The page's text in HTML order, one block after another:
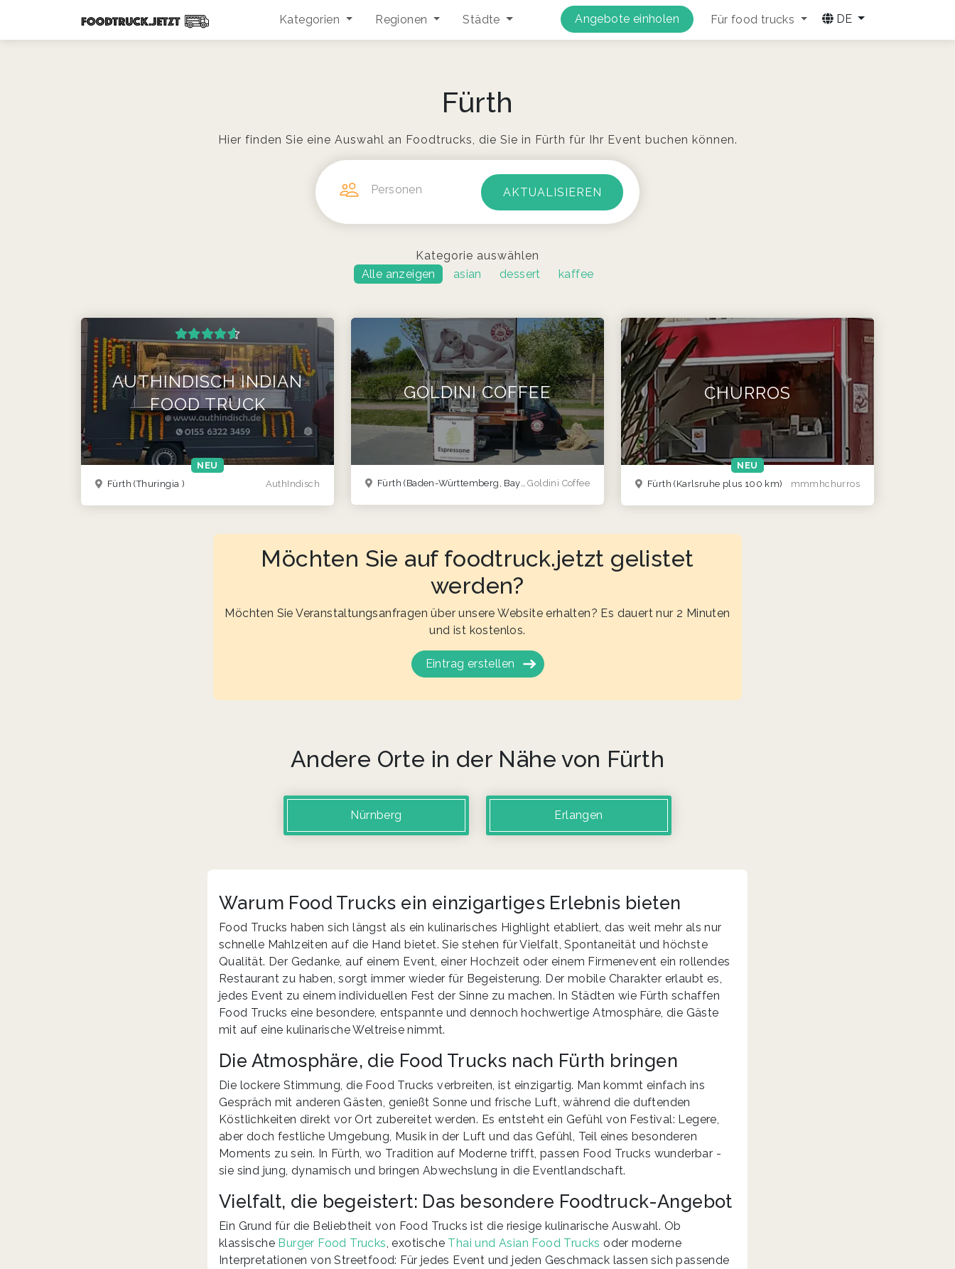
Kategorien Regionen Städte Angebote einholen Für food trucks DE
Fürth
Hier finden Sie eine Auswahl an Foodtrucks, die Sie in Fürth für Ihr Event buchen können.
Personen
Kategorie auswählen
Alle anzeigen
asian dessert kaffee
NEU
AUTHINDISCH INDIAN
FOOD TRUCK
AuthIndisch
Fürth(Thuringia )
GOLDINI COFFEE
Goldini Coffee
Fürth(Baden-Württemberg, Bayern, Berlin, Brandenburg, Hessen, Nordrhein-Westfalen, Rheinland-Pfalz, Saarland, Sachsen, Thüringen)
NEU
CHURROS
mmmhchurros
Fürth(Karlsruhe plus 100 km)
Möchten Sie auf foodtruck.jetzt gelistet
werden?
Möchten Sie Veranstaltungsanfragen über unsere Website erhalten? Es dauert nur 2 Minuten
und ist kostenlos.
Eintrag erstellen
Andere Orte in der Nähe von Fürth
Nürnberg Erlangen
Warum Food Trucks ein einzigartiges Erlebnis bieten
Food Trucks haben sich längst als ein kulinarisches Highlight etabliert, das weit mehr als nur
schnelle Mahlzeiten auf die Hand bietet. Sie stehen für Vielfalt, Spontaneität und höchste
Qualität. Der Gedanke, auf einem Event, einer Hochzeit oder einem Firmenevent ein rollendes
Restaurant zu haben, sorgt immer wieder für Begeisterung. Der mobile Charakter erlaubt es,
jedes Event zu einem individuellen Fest der Sinne zu machen. In Städten wie Fürth schaffen
Food Trucks eine besondere, entspannte und dennoch hochwertige Atmosphäre, die Gäste
mit auf eine kulinarische Weltreise nimmt.
Die Atmosphäre, die Food Trucks nach Fürth bringen
Die lockere Stimmung, die Food Trucks verbreiten, ist einzigartig. Man kommt einfach ins
Gespräch mit anderen Gästen, genießt Sonne und frische Luft, während die duftenden
Köstlichkeiten direkt vor Ort zubereitet werden. Es entsteht ein Gefühl von Festival: Legere,
aber doch festliche Umgebung, Musik in der Luft und das Gefühl, Teil eines besonderen
Moments zu sein. In Fürth, wo Tradition auf Moderne trifft, passen Food Trucks wunderbar -
sie sind jung, dynamisch und bringen Abwechslung in die Eventlandschaft.
Vielfalt, die begeistert: Das besondere Foodtruck-Angebot
Ein Grund für die Beliebtheit von Food Trucks ist die riesige kulinarische Auswahl. Ob
klassische Burger Food Trucks, exotische Thai und Asian Food Trucks oder moderne
Interpretationen von Streetfood: Für jedes Event und jeden Geschmack lassen sich passende